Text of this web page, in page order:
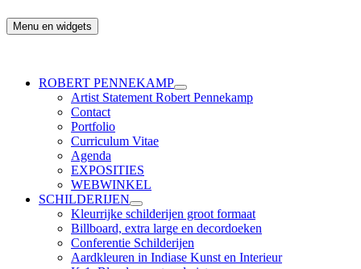
naar
Robert Pennekamp
Menu en widgets
ROBERT PENNEKAMP
submenu
uitvouwen
Artist Statement Robert Pennekamp
Contact
Portfolio
Curriculum Vitae
Agenda
EXPOSITIES
WEBWINKEL
SCHILDERIJEN
submenu
uitvouwen
Kleurrijke schilderijen groot formaat
Billboard, extra large en decordoeken
Conferentie Schilderijen
Aardkleuren in Indiase Kunst en Interieur